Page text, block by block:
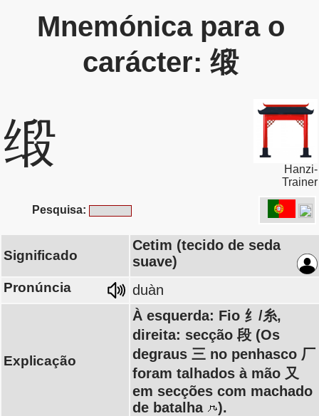
Mnemónica para o
carácter: 缎
缎
Hanzi-
Trainer
Pesquisa:
Significado
Cetim (tecido de seda
suave)
Pronúncia duàn
Explicação
À esquerda: Fio 纟/糸,
direita: secção 段 (Os
degraus 三 no penhasco 厂
foram talhados à mão 又
em secções com machado
de batalha
).